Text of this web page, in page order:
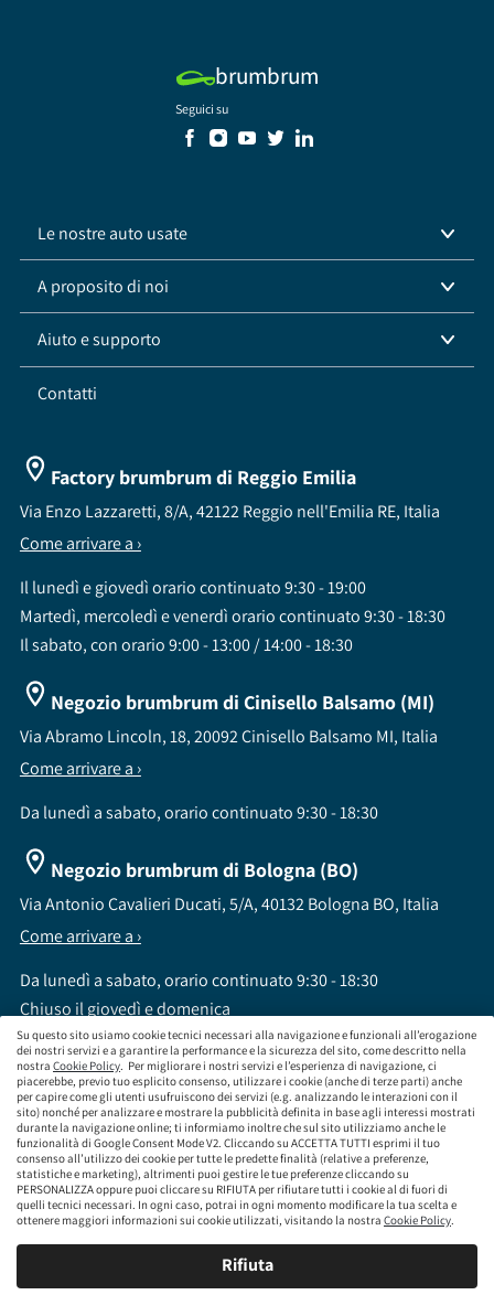
Su questo sito usiamo cookie tecnici necessari alla navigazione e funzionali all’erogazione
dei nostri servizi e a garantire la performance e la sicurezza del sito, come descritto nella
nostra Cookie Policy. Per migliorare i nostri servizi e l’esperienza di navigazione, ci
piacerebbe, previo tuo esplicito consenso, utilizzare i cookie (anche di terze parti) anche
per capire come gli utenti usufruiscono dei servizi (e.g. analizzando le interazioni con il
sito) nonché per analizzare e mostrare la pubblicità definita in base agli interessi mostrati
durante la navigazione online; ti informiamo inoltre che sul sito utilizziamo anche le
funzionalità di Google Consent Mode V2. Cliccando su ACCETTA TUTTI esprimi il tuo
consenso all’utilizzo dei cookie per tutte le predette finalità (relative a preferenze,
statistiche e marketing), altrimenti puoi gestire le tue preferenze cliccando su
PERSONALIZZA oppure puoi cliccare su RIFIUTA per rifiutare tutti i cookie al di fuori di
quelli tecnici necessari. In ogni caso, potrai in ogni momento modificare la tua scelta e
ottenere maggiori informazioni sui cookie utilizzati, visitando la nostra Cookie Policy.
Rifiuta
brumbrum
Seguici su
Le nostre auto usate
A proposito di noi
Aiuto e supporto
Contatti
Factory brumbrum di Reggio Emilia
Via Enzo Lazzaretti, 8/A, 42122 Reggio nell'Emilia RE, Italia
Come arrivare a ›
Il lunedì e giovedì orario continuato 9:30 - 19:00
Martedì, mercoledì e venerdì orario continuato 9:30 - 18:30
Il sabato, con orario 9:00 - 13:00 / 14:00 - 18:30
Negozio brumbrum di Cinisello Balsamo (MI)
Via Abramo Lincoln, 18, 20092 Cinisello Balsamo MI, Italia
Come arrivare a ›
Da lunedì a sabato, orario continuato 9:30 - 18:30
Negozio brumbrum di Bologna (BO)
Via Antonio Cavalieri Ducati, 5/A, 40132 Bologna BO, Italia
Come arrivare a ›
Da lunedì a sabato, orario continuato 9:30 - 18:30
Chiuso il giovedì e domenica
brumbrum S.p.A a socio unico - CF / P.IVA 09323210964 - Numero REA: MI - 2083307 -
Capitale Sociale: Euro 218.547,65 i.v.
Sede Legale Via Leningrado 8, 20161 Milano MI
Società soggetta alla direzione e coordinamento di Aramis Group S.A.
Società soggetta al controllo IVASS, consulta gli estremi dell'iscrizione al sito
www.servizi.ivass.it